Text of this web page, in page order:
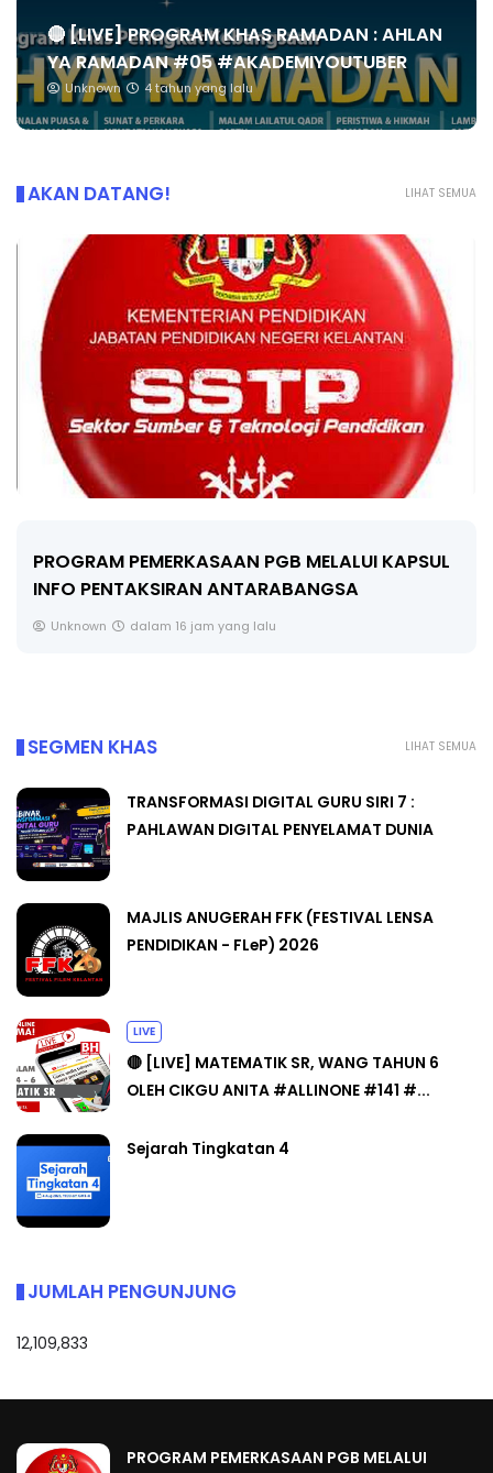
🔴 [LIVE] PROGRAM KHAS RAMADAN : AHLAN
YA RAMADAN #05 #AKADEMIYOUTUBER
Unknown 4 tahun yang lalu
LIHAT SEMUA
AKAN DATANG!
🔴 [LIVE] FIZIK TING 5 (DLP), 5.2
SEMICONDUCTOR DIODE PART-2 OLEH CIKG...
LIHAT SEMUA
SEGMEN KHAS
TRANSFORMASI DIGITAL GURU SIRI 7 :
PAHLAWAN DIGITAL PENYELAMAT DUNIA
MAJLIS ANUGERAH FFK (FESTIVAL LENSA
PENDIDIKAN - FLeP) 2026
LIVE
🔴 [LIVE] MATEMATIK SR, WANG TAHUN 6
OLEH CIKGU ANITA #ALLINONE #141 #...
Sejarah Tingkatan 4
JUMLAH PENGUNJUNG
12,109,833
PROGRAM PEMERKASAAN PGB MELALUI